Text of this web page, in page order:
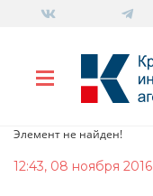
Элемент не найден!
12:43, 08 ноября 2016